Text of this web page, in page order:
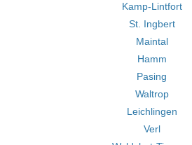
Kamp-Lintfort
St. Ingbert
Maintal
Hamm
Pasing
Waltrop
Leichlingen
Verl